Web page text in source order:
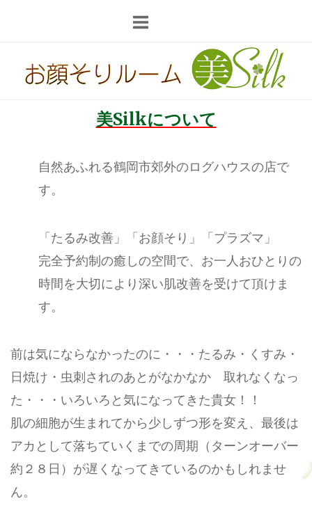
美Silkについて
自然あふれる鶴岡市郊外のログハウスの店で
す。
「たるみ改善」「お顔そり」「プラズマ」
完全予約制の癒しの空間で、お一人おひとりの
時間を大切により深い肌改善を受けて頂けま
す。
前は気にならなかったのに・・・たるみ・くすみ・
日焼け・虫刺されのあとがなかなか 取れなくなっ
た・・・いろいろと気になってきた貴女！！
肌の細胞が生まれてから少しずつ形を変え、最後は
アカとして落ちていくまでの周期（ターンオーバー
約２８日）が遅くなってきているのかもしれませ
ん。